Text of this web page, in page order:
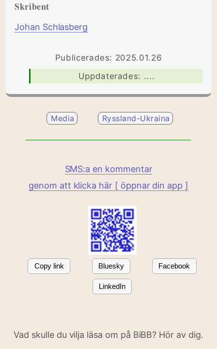
Skribent
Johan Schlasberg
Publicerades: 2025.01.26
Uppdaterades: ....
Media Ryssland-Ukraina
SMS:a en kommentar
genom att klicka här [ öppnar din app ]
Copy link Bluesky Facebook
LinkedIn
Vad skulle du vilja läsa om på BiBB? Hör av dig.